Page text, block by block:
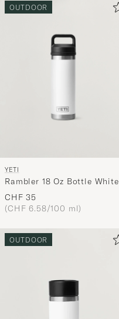
OUTDOOR
YETI
Rambler 18 Oz Bottle White
CHF 35
(CHF 6.58/100 ml)
OUTDOOR